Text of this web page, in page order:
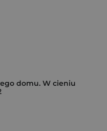
domu. W cieniu